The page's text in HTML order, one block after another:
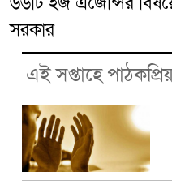
সরকার
এই সপ্তাহে